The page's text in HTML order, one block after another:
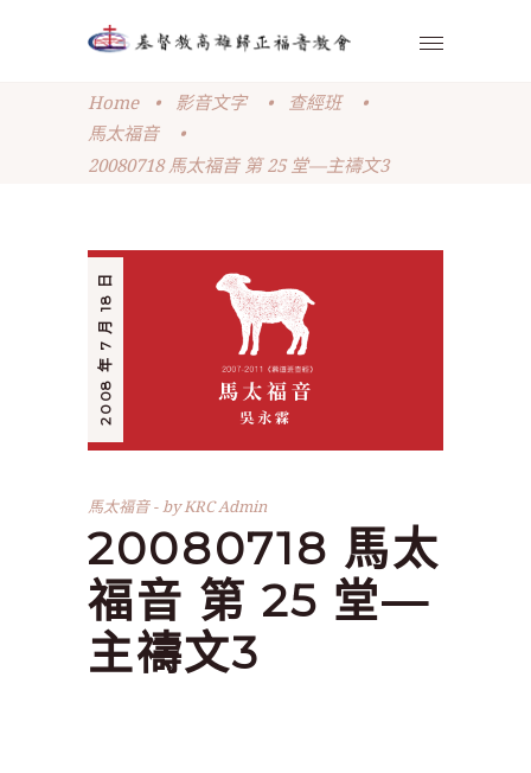
Home • 影音文字 • 查經班
•
馬太福音
•
20080718 馬太福音 第 25 堂—主禱文3
2008 年 7 月 18 日
馬太福音 byKRC Admin
20080718 馬太
福音 第 25 堂—
主禱文3